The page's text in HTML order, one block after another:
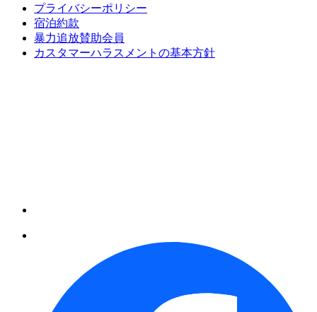
プライバシーポリシー
宿泊約款
暴力追放賛助会員
カスタマーハラスメントの基本方針